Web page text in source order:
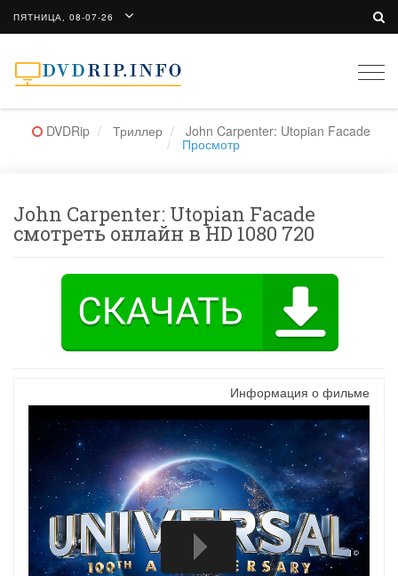
ПЯТНИЦА, 08-07-26
DVDRip Триллер John Carpenter: Utopian Facade
Просмотр
John Carpenter: Utopian Facade
смотреть онлайн в HD 1080 720
Информация о фильме